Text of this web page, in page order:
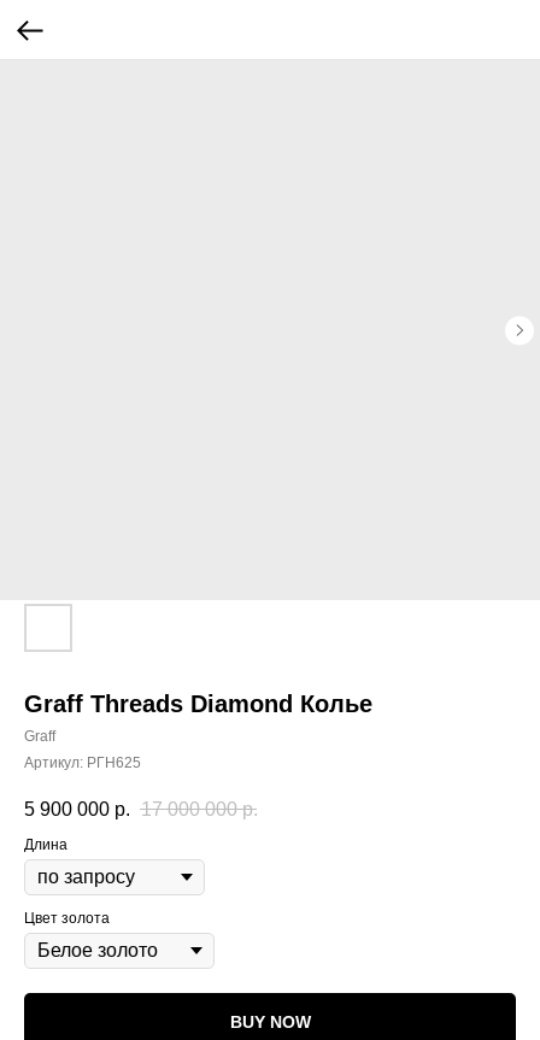
Graff Threads Diamond Колье
Graff
Артикул: РГН625
5 900 000 р. 17 000 000 р.
Длина
Цвет золота
BUY NOW